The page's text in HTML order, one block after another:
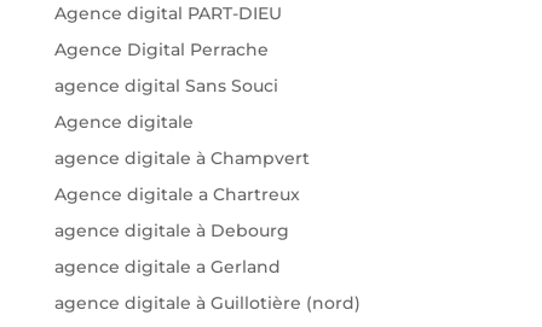
Agence digital PART-DIEU
Agence Digital Perrache
agence digital Sans Souci
Agence digitale
agence digitale à Champvert
Agence digitale a Chartreux
agence digitale à Debourg
agence digitale a Gerland
agence digitale à Guillotière (nord)